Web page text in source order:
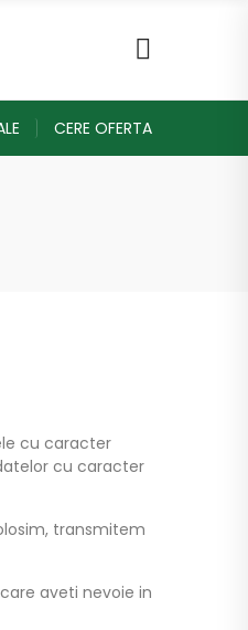
CERE OFERTA
cu caracter
cu caracter
transmitem
aveti nevoie in